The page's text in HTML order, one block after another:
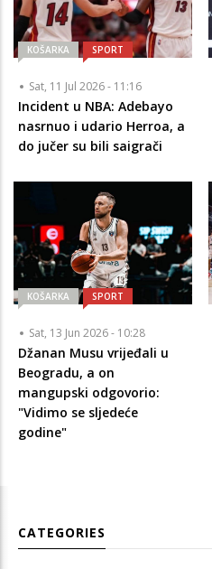
KOŠARKA SPORT
Sat, 11 Jul 2026 - 11:16
Incident u NBA: Adebayo
nasrnuo i udario Herroa, a
do jučer su bili saigrači
KOŠARKA SPORT
Sat, 13 Jun 2026 - 10:28
Džanan Musu vrijeđali u
Beogradu, a on
mangupski odgovorio:
"Vidimo se sljedeće
godine"
CATEGORIES